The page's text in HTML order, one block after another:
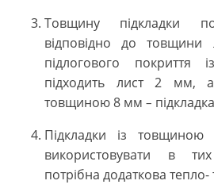
Товщину підкладки
відповідно до товщини
підлогового
підходить лист 2 мм,
товщиною 8 мм –
Підкладки із
використовувати в
потрібна додаткова тепло-